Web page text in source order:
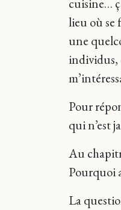
cuisine…
lieu où se
une
individus,
Pour
qui n’est
Au
Pourquoi
La